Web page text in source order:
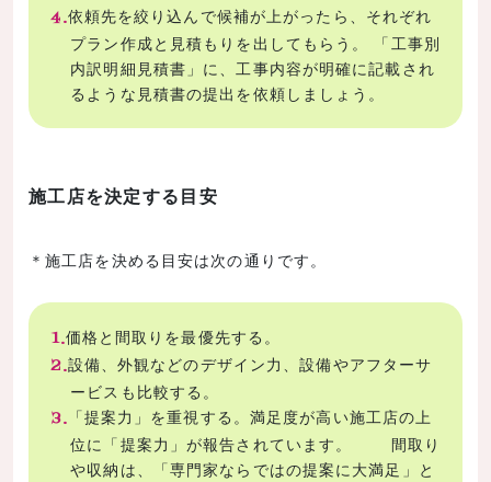
依頼先を絞り込んで候補が上がったら、それぞれ
プラン作成と見積もりを出してもらう。 「工事別
内訳明細見積書」に、工事内容が明確に記載され
るような見積書の提出を依頼しましょう。
施工店を決定する目安
＊施工店を決める目安は次の通りです。
価格と間取りを最優先する。
設備、外観などのデザイン力、設備やアフターサ
ービスも比較する。
「提案力」を重視する。満足度が高い施工店の上
位に「提案力」が報告されています。 間取り
や収納は、「専門家ならではの提案に大満足」と